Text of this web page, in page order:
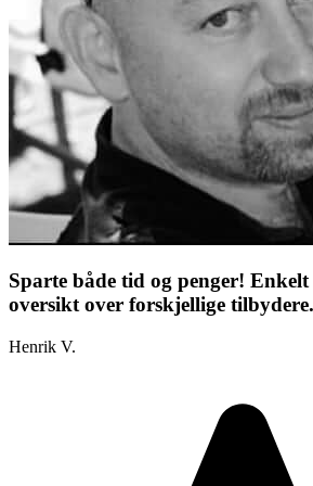
Sparte både tid og penger!
oversikt over forskjellige
Henrik V.